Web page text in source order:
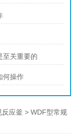
至关重要的
何操作
反应釜 > WDF型常规